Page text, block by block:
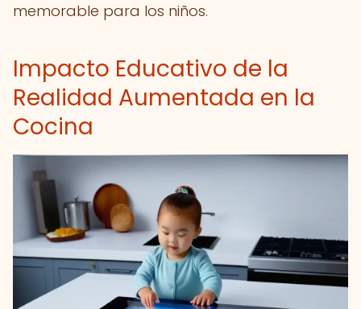
memorable para los niños.
Impacto Educativo de la
Realidad Aumentada en la
Cocina